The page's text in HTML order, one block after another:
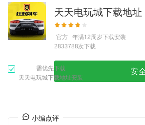
问答
天天电玩城下载地址
官方 年满12周岁下载安装
2833788次下载
需优先下载
天天电玩城下载地址安装
安
小编点评